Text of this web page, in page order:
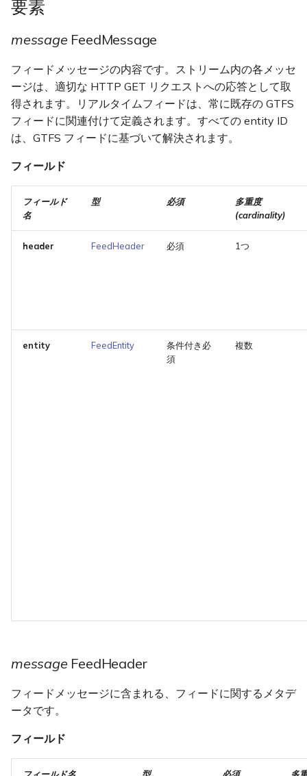
要素
message FeedMessage
フィードメッセージの内容です。ストリーム内の各メッセ
ージは、適切な HTTP GET リクエストへの応答として取
得されます。リアルタイムフィードは、常に既存の GTFS
フィードに関連付けて定義されます。すべての entity ID
は、GTFS フィードに基づいて解決されます。
フィールド
フィールド
名
型 必須
多重度
(cardinality)
header FeedHeader 必須 1つ
entity FeedEntity
条件付き必
須
複数
message FeedHeader
フィードメッセージに含まれる、フィードに関するメタデ
ータです。
フィールド